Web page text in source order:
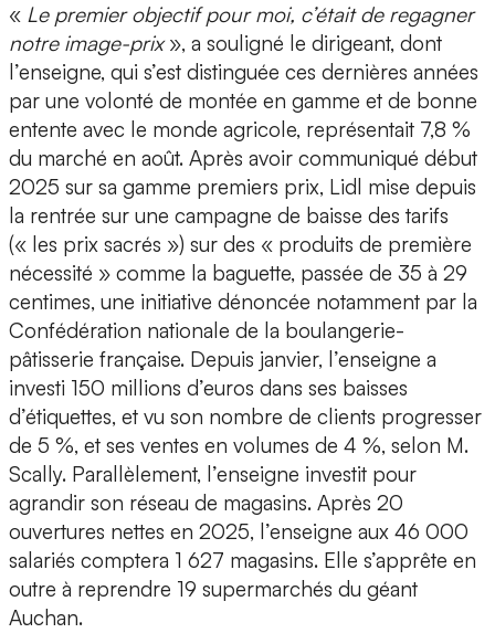
« Le premier objectif pour moi, c’était de regagner
notre image-prix», a souligné le dirigeant, dont
l’enseigne, qui s’est distinguée ces dernières années
par une volonté de montée en gamme et de bonne
entente avec le monde agricole, représentait 7,8 %
du marché en août. Après avoir communiqué début
2025 sur sa gamme premiers prix, Lidl mise depuis
la rentrée sur une campagne de baisse des tarifs
(« les prix sacrés ») sur des « produits de première
nécessité » comme la baguette, passée de 35 à 29
centimes, une initiative dénoncée notamment par la
Confédération nationale de la boulangerie-
pâtisserie française. Depuis janvier, l’enseigne a
investi 150 millions d’euros dans ses baisses
d’étiquettes, et vu son nombre de clients progresser
de 5 %, et ses ventes en volumes de 4 %, selon M.
Scally. Parallèlement, l’enseigne investit pour
agrandir son réseau de magasins. Après 20
ouvertures nettes en 2025, l’enseigne aux 46 000
salariés comptera 1 627 magasins. Elle s’apprête en
outre à reprendre 19 supermarchés du géant
Auchan.